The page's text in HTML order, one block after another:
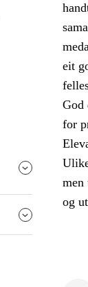
eit
God
for
men
og